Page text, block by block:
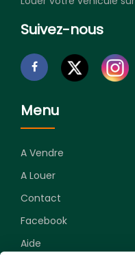
Suivez-nous
Menu
A Vendre
A Louer
Contact
Facebook
Aide